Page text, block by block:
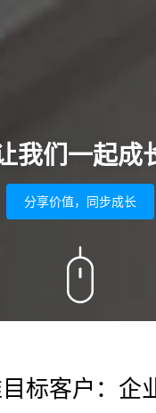
我们一起成
分享价值，同步成长